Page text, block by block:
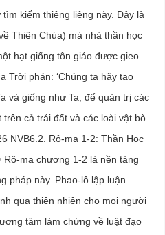
kiếm thiêng liêng này. Đây là
Thiên Chúa) mà nhà thần học
hạt giống tôn giáo được gieo
Trời phán: ‘Chúng ta hãy tạo
và giống như Ta, để quản trị các
cả trái đất và các loài vật bò
NVB6.2. Rô-ma 1-2: Thần Học
ma chương 1-2 là nền tảng
pháp này. Phao-lô lập luận
qua thiên nhiên cho mọi người
tâm làm chứng về luật đạo